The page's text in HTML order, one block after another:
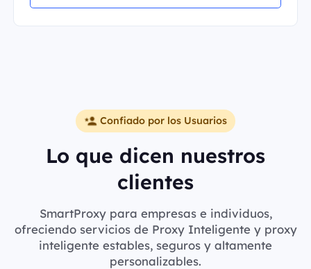
Confiado por los Usuarios
Lo que dicen nuestros
clientes
SmartProxy para empresas e individuos,
ofreciendo servicios de Proxy Inteligente y proxy
inteligente estables, seguros y altamente
personalizables.